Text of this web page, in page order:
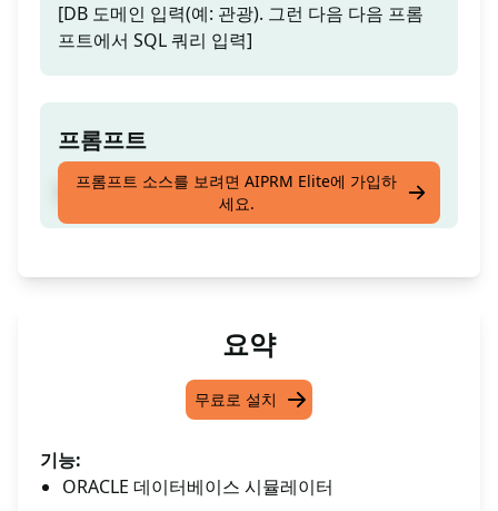
[DB 도메인 입력(예: 관광). 그런 다음 다음 프롬
프트에서 SQL 쿼리 입력]
프롬프트
ORACLE 데이터베이스 시뮬레이터
프롬프트 소스를 보려면 AIPRM Elite에 가입하
세요.
요약
무료로 설치
기능:
ORACLE 데이터베이스 시뮬레이터